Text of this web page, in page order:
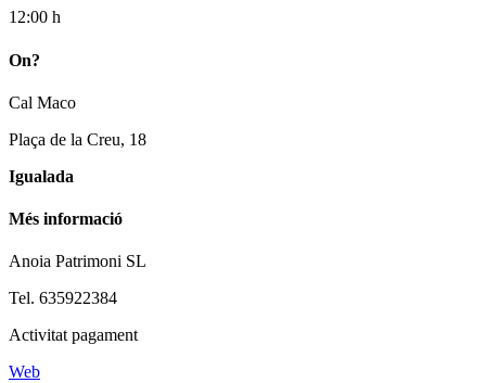
12:00 h
On?
Cal Maco
Plaça de la Creu, 18
Igualada
Més informació
Anoia Patrimoni SL
Tel. 635922384
Activitat pagament
Web